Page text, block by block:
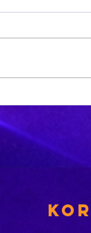
nuwe